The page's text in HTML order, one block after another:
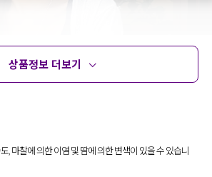
상품정보 더보기
, 마찰에 의한 이염 및 땀에 의한 변색이 있을 수 있습니